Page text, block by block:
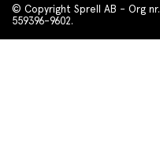
© Copyright Sprell AB - Org nr.
559396-9602.